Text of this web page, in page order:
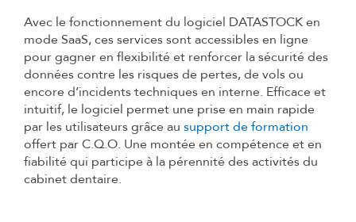
Avec le fonctionnement du logiciel DATASTOCK en
mode SaaS, ces services sont accessibles en ligne
pour gagner en flexibilité et renforcer la sécurité des
données contre les risques de pertes, de vols ou
encore d’incidents techniques en interne. Efficace et
intuitif, le logiciel permet une prise en main rapide
par les utilisateurs grâce au support de formation
offert par C.Q.O. Une montée en compétence et en
fiabilité qui participe à la pérennité des activités du
cabinet dentaire.